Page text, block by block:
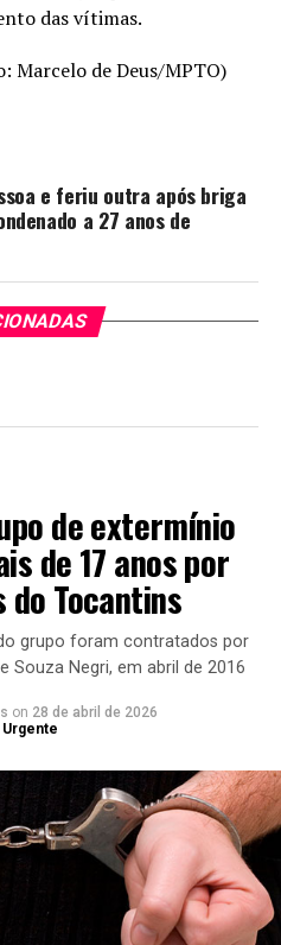
das vítimas.
Marcelo de Deus/MPTO)
e feriu outra após briga
a 27 anos de
de extermínio
de 17 anos por
Tocantins
grupo foram contratados por
Souza Negri, em abril de 2016
on 28 de abril de 2026
Urgente